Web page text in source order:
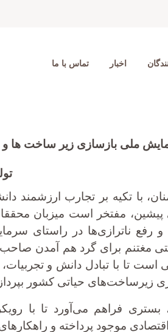
اخبار تماس با ما
ملی بازسازی زیر ساخت ها و
با تکیه بر تجارب ارزشمند
مفتخر است میزبان
مغتنم برای گرد هم آمدن
تا با تبادل دانش و تجربیات،
زیرساخت‌های حیاتی کشور
بستری فراهم می‌آورد تا با
موجود پرداخته و